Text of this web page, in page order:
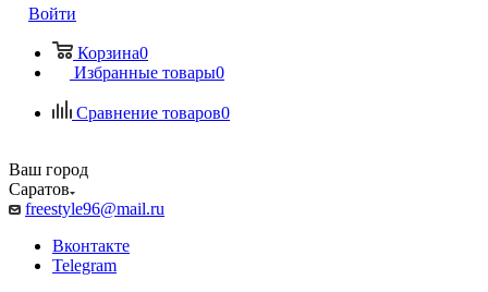
Войти
Корзина0
Избранные товары0
Сравнение товаров0
Ваш город
Саратов
freestyle96@mail.ru
Вконтакте
Telegram